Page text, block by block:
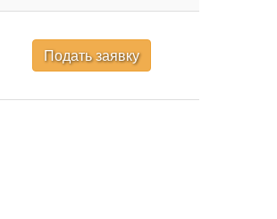
Подать заявку